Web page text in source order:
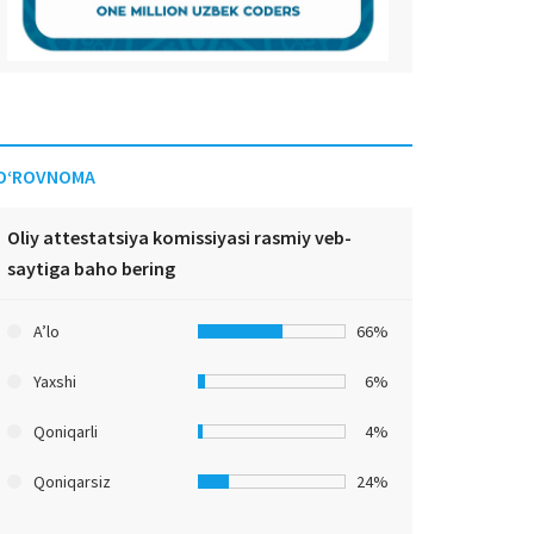
Oliy attestatsiya komissiyasi rasmiy veb-
saytiga baho bering
A’lo 66%
Yaxshi 6%
Qoniqarli 4%
Qoniqarsiz 24%